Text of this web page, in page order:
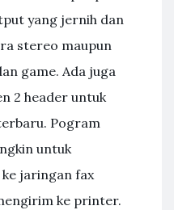
yang jernih dan
stereo maupun
game. Ada juga
2 header untuk
Pogram
untuk
jaringan fax
ke printer.